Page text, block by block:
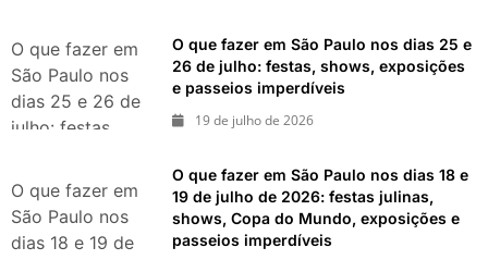
exposições,
parques e
passeios
imperdíveis
O que fazer em
São Paulo nos
dias 25 e 26 de
julho: festas,
exposições e
passeios
imperdíveis
O que fazer em São Paulo nos dias 25 e
26 de julho: festas, shows, exposições
e passeios imperdíveis
19 de julho de 2026
O que fazer em
São Paulo nos
dias 18 e 19 de
O que fazer em São Paulo nos dias 18 e
19 de julho de 2026: festas julinas,
shows, Copa do Mundo, exposições e
passeios imperdíveis